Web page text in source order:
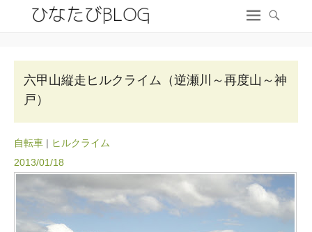
六甲山縦走ヒルクライム（逆瀬川～再度山～神
戸）
自転車 | ヒルクライム
2013/01/18